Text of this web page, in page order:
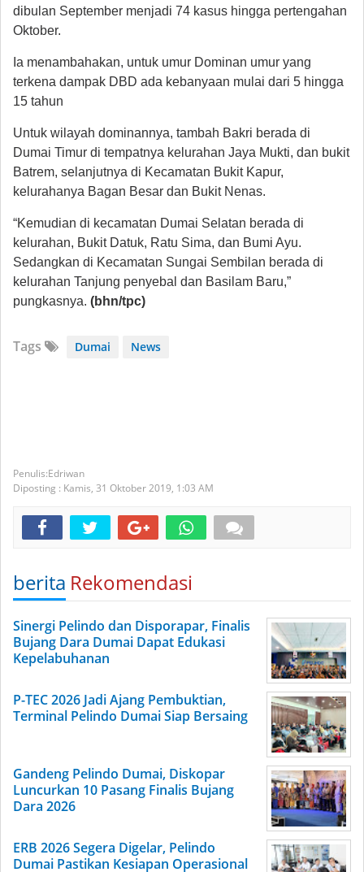
dibulan September menjadi 74 kasus hingga pertengahan
Oktober.
Ia menambahakan, untuk umur Dominan umur yang
terkena dampak DBD ada kebanyaan mulai dari 5 hingga
15 tahun
Untuk wilayah dominannya, tambah Bakri berada di
Dumai Timur di tempatnya kelurahan ‎Jaya Mukti, dan bukit
Batrem, selanjutnya di Kecamatan Bukit Kapur,
kelurahanya Bagan Besar dan Bukit Nenas.
“Kemudian di kecamatan Dumai Selatan berada di
kelurahan, Bukit Datuk, Ratu Sima, dan Bumi Ayu.
Sedangkan di Kecamatan Sungai Sembilan berada di
kelurahan Tanjung penyebal dan Basilam Baru,”
pungkasnya. (bhn/tpc)
Tags Dumai News
Edriwan
Diposting : Kamis, 31 Oktober 2019, 1:03 AM
berita Rekomendasi
Sinergi Pelindo dan Disporapar, Finalis
Bujang Dara Dumai Dapat Edukasi
Kepelabuhanan
P-TEC 2026 Jadi Ajang Pembuktian,
Terminal Pelindo Dumai Siap Bersaing
Gandeng Pelindo Dumai, Diskopar
Luncurkan 10 Pasang Finalis Bujang
Dara 2026
ERB 2026 Segera Digelar, Pelindo
Dumai Pastikan Kesiapan Operasional